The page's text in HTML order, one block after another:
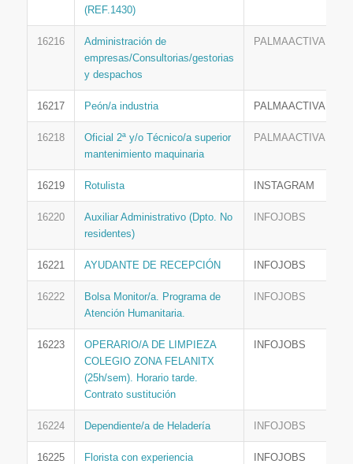
(REF.1430)
16216
Administración de
empresas/Consultorias/gestorias
y despachos
PALMAACTIVA
16217 Peón/a industria PALMAACTIVA
16218
Oficial 2ª y/o Técnico/a superior
mantenimiento maquinaria
PALMAACTIVA
16219 Rotulista INSTAGRAM
16220
Auxiliar Administrativo (Dpto. No
residentes)
INFOJOBS
16221 AYUDANTE DE RECEPCIÓN INFOJOBS
16222
Bolsa Monitor/a. Programa de
Atención Humanitaria.
INFOJOBS
16223
OPERARIO/A DE LIMPIEZA
COLEGIO ZONA FELANITX
(25h/sem). Horario tarde.
Contrato sustitución
INFOJOBS
16224 Dependiente/a de Heladería INFOJOBS
16225 Florista con experiencia INFOJOBS